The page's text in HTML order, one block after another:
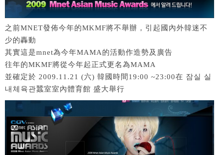
之前MNET發佈今年的MKMF將不舉辦，引起國內外韓迷不
少的轟動
其實這是mnet為今年MAMA的活動作造勢及廣告
往年的MKMF將從今年起正式更名為MAMA
並確定於 2009.11.21 (六) 韓國時間19:00 ~23:00在 잠실 실
내체육관蠶室室內體育館 盛大舉行